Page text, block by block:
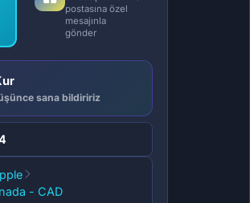
postasına özel
mesajınla
gönder
sana bildiririz
- CAD